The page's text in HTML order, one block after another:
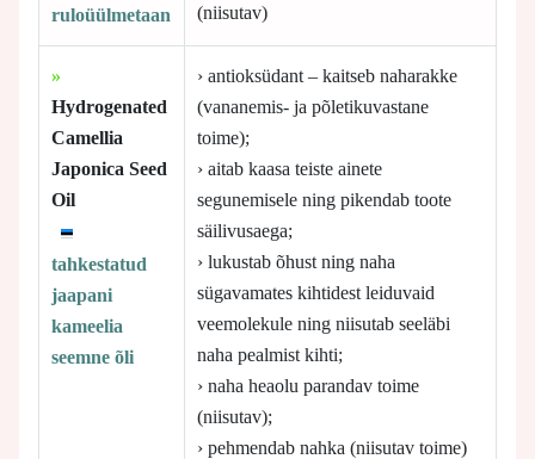
ruloüülmetaan
(niisutav)
»
Hydrogenated
Camellia
Japonica Seed
Oil
tahkestatud
jaapani
kameelia
seemne õli
› antioksüdant – kaitseb naharakke
(vananemis- ja põletikuvastane
toime);
› aitab kaasa teiste ainete
segunemisele ning pikendab toote
säilivusaega;
› lukustab õhust ning naha
sügavamates kihtidest leiduvaid
veemolekule ning niisutab seeläbi
naha pealmist kihti;
› naha heaolu parandav toime
(niisutav);
› pehmendab nahka (niisutav toime)